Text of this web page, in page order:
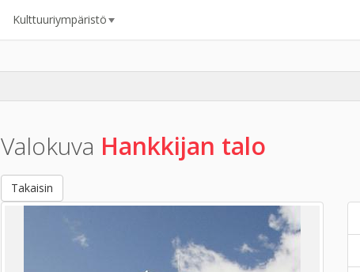
Kulttuuriympäristö
Valokuva Hankkijan talo
Takaisin